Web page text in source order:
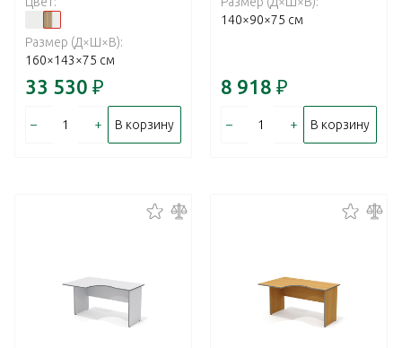
Размер (Д×Ш×В):
160×143×75 см
33 530 ₽
– + В корзину
140×90×75 см
8 918 ₽
– + В корзину